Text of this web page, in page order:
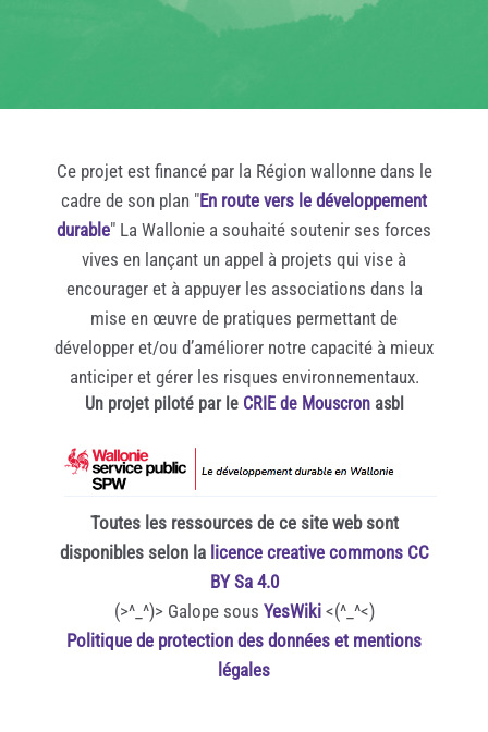
Ce projet est financé par la Région wallonne dans le
cadre de son plan "En route vers le développement
durable" La Wallonie a souhaité soutenir ses forces
vives en lançant un appel à projets qui vise à
encourager et à appuyer les associations dans la
mise en œuvre de pratiques permettant de
développer et/ou d’améliorer notre capacité à mieux
anticiper et gérer les risques environnementaux.
Un projet piloté par le CRIE de Mouscronasbl
Toutes les ressources de ce site web sont
disponibles selon la licence creative commons CC
BY Sa 4.0
(>^_^)> Galope sous YesWiki<(^_^<)
Politique de protection des données et mentions
légales